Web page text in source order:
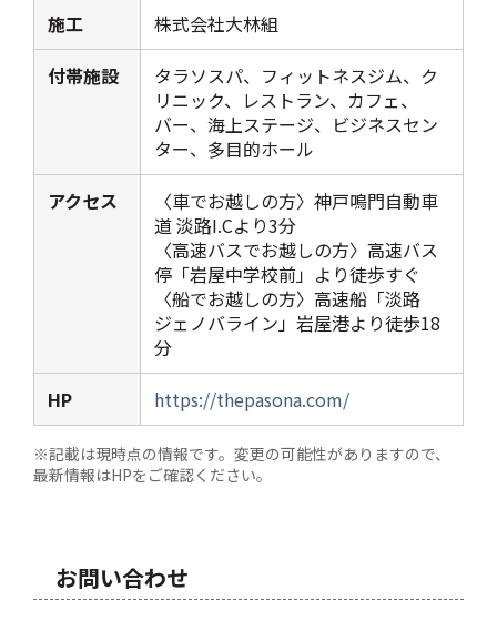
施工
株式会社大林組
付帯施設
タラソスパ、フィットネスジム、ク
リニック、レストラン、カフェ、
バー、海上ステージ、ビジネスセン
ター、多目的ホール
アクセス
〈車でお越しの方〉神戸鳴門自動車
道 淡路I.Cより3分
〈高速バスでお越しの方〉高速バス
停「岩屋中学校前」より徒歩すぐ
〈船でお越しの方〉高速船「淡路
ジェノバライン」岩屋港より徒歩18
分
HP
https://thepasona.com/
※記載は現時点の情報です。変更の可能性がありますので、
最新情報はHPをご確認ください。
お問い合わせ